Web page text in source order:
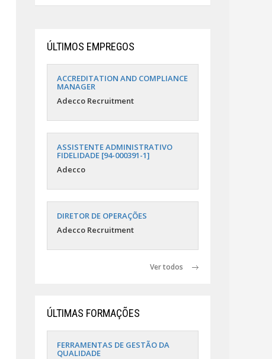
ÚLTIMOS EMPREGOS
ACCREDITATION AND COMPLIANCE
MANAGER
Adecco Recruitment
ASSISTENTE ADMINISTRATIVO
FIDELIDADE [94-000391-1]
Adecco
DIRETOR DE OPERAÇÕES
Adecco Recruitment
Ver todos
ÚLTIMAS FORMAÇÕES
FERRAMENTAS DE GESTÃO DA
QUALIDADE